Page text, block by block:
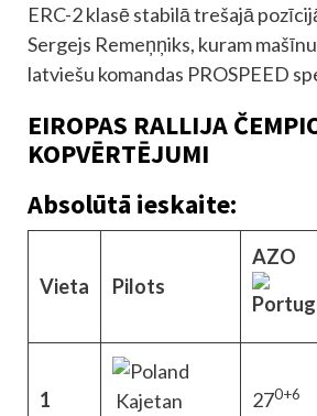
ERC-2 klasē stabilā trešajā
Sergejs Remeņņiks, kuram
latviešu komandas PROSPEED
EIROPAS RALLIJA
KOPVĒRTĒJUMI
Absolūtā ieskaite:
Vieta Pilots
AZO
1
Kajetan
270+6